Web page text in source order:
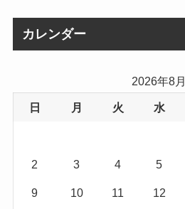
カレンダー
2026年8月
日 月 火 水
2 3 4 5
9 10 11 12